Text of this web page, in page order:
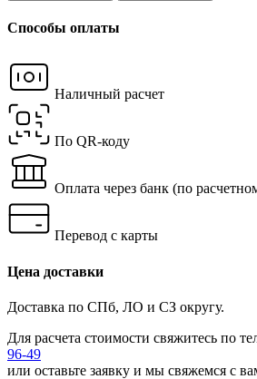
Способы оплаты
Наличный расчет
По QR-коду
Оплата через банк (по
Перевод с карты
Цена доставки
Доставка по СПб, ЛО и СЗ округу.
Для расчета стоимости свяжитесь по
96-49
или оставьте заявку и мы свяжемся с